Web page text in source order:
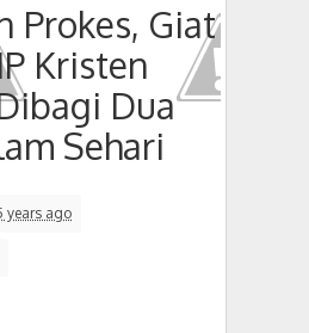
Prokes, Giat
Kristen
Dua
Sehari
years ago